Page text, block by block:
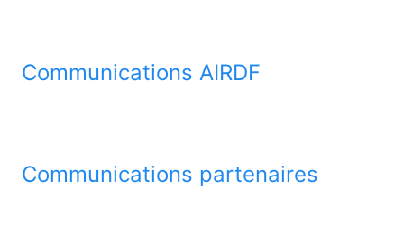
Communications AIRDF
Communications partenaires